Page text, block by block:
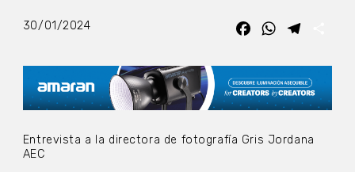
30/01/2024 FacebookWhatsApp
Entrevista a la directora de fotografía Gris Jordana
AEC